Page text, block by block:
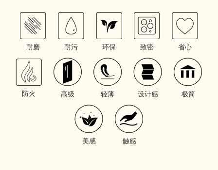
耐磨 耐污 环保 致密 省心
防火 高级 轻薄 设计感 极简
美感 触感